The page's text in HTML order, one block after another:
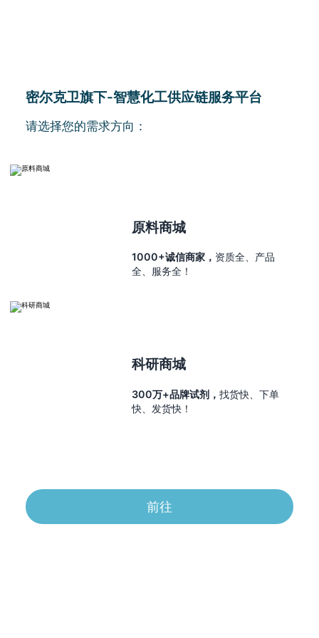
密尔克卫旗下-智慧化工供应链服务平台
请选择您的需求方向：
原料商城
1000+诚信商家， 资质全、产品
全、服务全！
科研商城
300万+品牌试剂，找货快、下单
快、发货快！
前往